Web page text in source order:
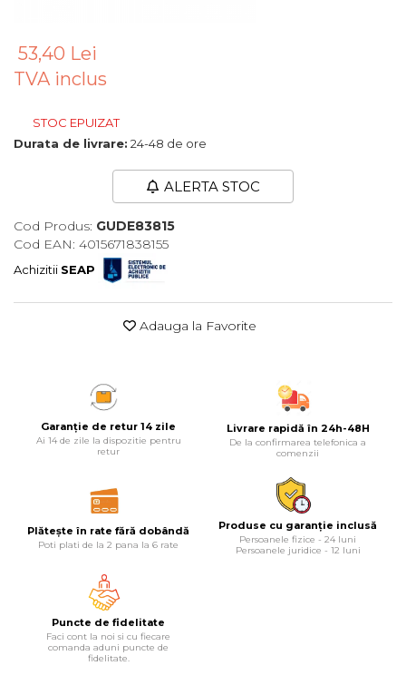
Chinga & Suport Mobila
Organizatoare
Maturi, Mopuri, Galeti &
Accesorii
Microscoape
Cantare
Baterii & Acumulatori
Corpuri de Iluminat
Lanterne
Iluminare Led
Lampi
Tester de Tensiune
53,40 Lei
TVA inclus
STOC EPUIZAT
Durata de livrare: 24-48 de ore
ALERTA STOC
Cod Produs: GUDE83815
Cod EAN: 4015671838155
Achizitii SEAP
Adauga la Favorite
Garanție de retur 14 zile
Ai 14 de zile la dispozitie pentru
retur
Livrare rapidă în 24h-48H
De la confirmarea telefonica a
comenzii
Plătește în rate fără dobândă
Poti plati de la 2 pana la 6 rate
Produse cu garanție inclusă
Persoanele fizice - 24 luni
Persoanele juridice - 12 luni
Puncte de fidelitate
Faci cont la noi si cu fiecare
comanda aduni puncte de
fidelitate.